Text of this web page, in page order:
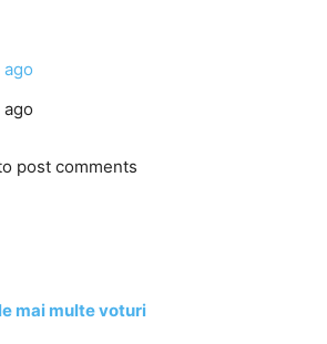
ago
post comments
mai multe voturi